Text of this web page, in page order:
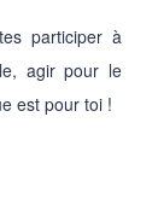
participer à
agir pour le
est pour toi !